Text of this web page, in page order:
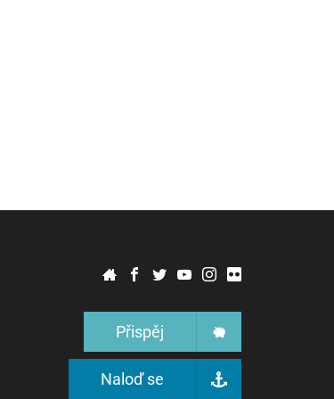
Přispěj
Naloď se